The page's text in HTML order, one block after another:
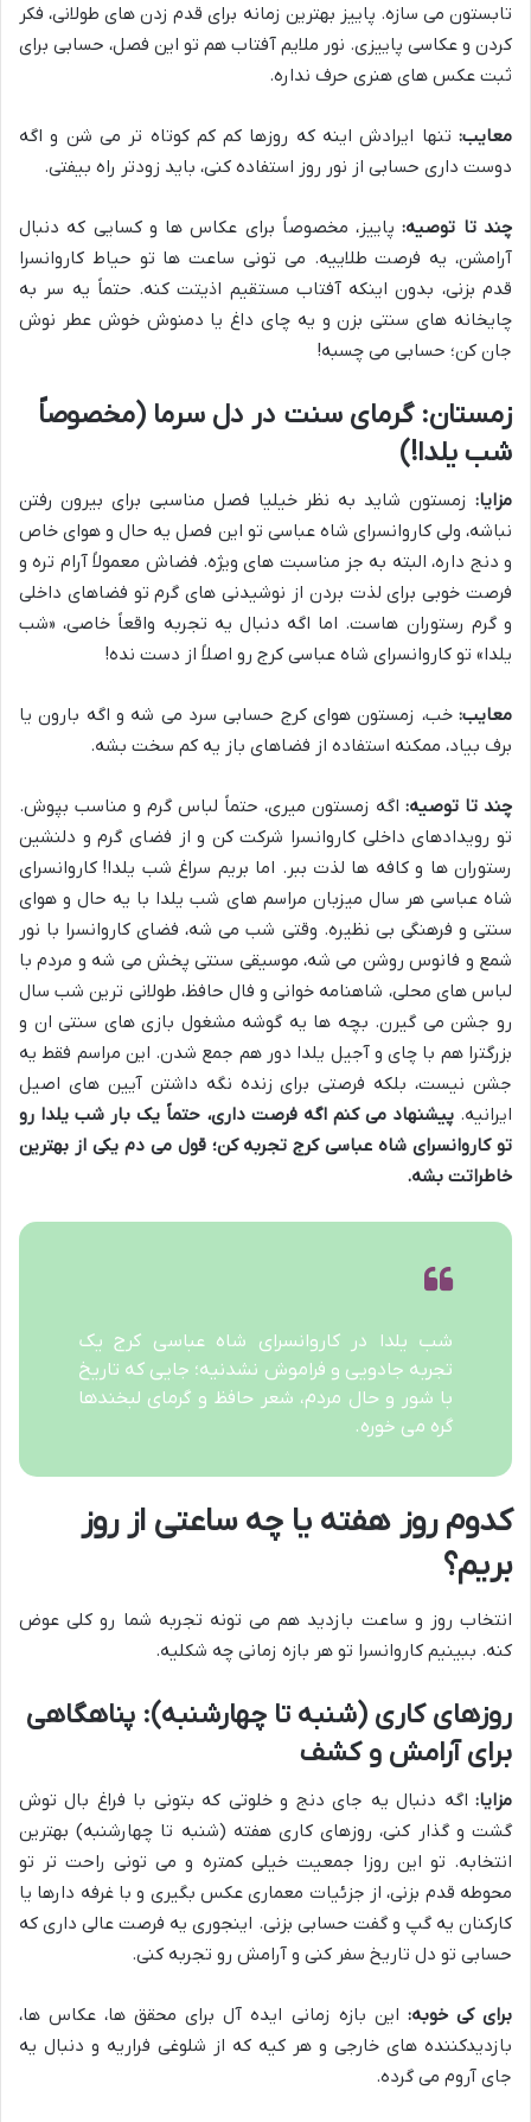
تابستون می سازه. پاییز بهترین زمانه برای قدم زدن های طولانی، فکر
کردن و عکاسی پاییزی. نور ملایم آفتاب هم تو این فصل، حسابی برای
ثبت عکس های هنری حرف نداره.
معایب: تنها ایرادش اینه که روزها کم کم کوتاه تر می شن و اگه
دوست داری حسابی از نور روز استفاده کنی، باید زودتر راه بیفتی.
چند تا توصیه:پاییز، مخصوصاً برای عکاس ها و کسایی که دنبال
آرامشن، یه فرصت طلاییه. می تونی ساعت ها تو حیاط کاروانسرا
قدم بزنی، بدون اینکه آفتاب مستقیم اذیتت کنه. حتماً یه سر به
چایخانه های سنتی بزن و یه چای داغ یا دمنوش خوش عطر نوش
جان کن؛ حسابی می چسبه!
زمستان: گرمای سنت در دل سرما (مخصوصاً
شب یلدا!)
مزایا: زمستون شاید به نظر خیلیا فصل مناسبی برای بیرون رفتن
نباشه، ولی کاروانسرای شاه عباسی تو این فصل یه حال و هوای خاص
و دنج داره، البته به جز مناسبت های ویژه. فضاش معمولاً آرام تره و
فرصت خوبی برای لذت بردن از نوشیدنی های گرم تو فضاهای داخلی
و گرم رستوران هاست. اما اگه دنبال یه تجربه واقعاً خاصی، «شب
یلدا» تو کاروانسرای شاه عباسی کرج رو اصلاً از دست نده!
معایب: خب، زمستون هوای کرج حسابی سرد می شه و اگه بارون یا
برف بیاد، ممکنه استفاده از فضاهای باز یه کم سخت بشه.
چند تا توصیه: اگه زمستون میری، حتماً لباس گرم و مناسب بپوش.
تو رویدادهای داخلی کاروانسرا شرکت کن و از فضای گرم و دلنشین
رستوران ها و کافه ها لذت ببر. اما بریم سراغ شب یلدا! کاروانسرای
شاه عباسی هر سال میزبان مراسم های شب یلدا با یه حال و هوای
سنتی و فرهنگی بی نظیره. وقتی شب می شه، فضای کاروانسرا با نور
شمع و فانوس روشن می شه، موسیقی سنتی پخش می شه و مردم با
لباس های محلی، شاهنامه خوانی و فال حافظ، طولانی ترین شب سال
رو جشن می گیرن. بچه ها یه گوشه مشغول بازی های سنتی ان و
بزرگترا هم با چای و آجیل یلدا دور هم جمع شدن. این مراسم فقط یه
جشن نیست، بلکه فرصتی برای زنده نگه داشتن آیین های اصیل
ایرانیه.پیشنهاد می کنم اگه فرصت داری، حتماً یک بار شب یلدا رو
تو کاروانسرای شاه عباسی کرج تجربه کن؛ قول می دم یکی از بهترین
خاطراتت بشه.
شب یلدا در کاروانسرای شاه عباسی کرج یک
تجربه جادویی و فراموش نشدنیه؛ جایی که تاریخ
با شور و حال مردم، شعر حافظ و گرمای لبخندها
گره می خوره.
کدوم روز هفته یا چه ساعتی از روز
بریم؟
انتخاب روز و ساعت بازدید هم می تونه تجربه شما رو کلی عوض
کنه. ببینیم کاروانسرا تو هر بازه زمانی چه شکلیه.
روزهای کاری (شنبه تا چهارشنبه): پناهگاهی
برای آرامش و کشف
مزایا: اگه دنبال یه جای دنج و خلوتی که بتونی با فراغ بال توش
گشت و گذار کنی، روزهای کاری هفته (شنبه تا چهارشنبه) بهترین
انتخابه. تو این روزا جمعیت خیلی کمتره و می تونی راحت تر تو
محوطه قدم بزنی، از جزئیات معماری عکس بگیری و با غرفه دارها یا
کارکنان یه گپ و گفت حسابی بزنی. اینجوری یه فرصت عالی داری که
حسابی تو دل تاریخ سفر کنی و آرامش رو تجربه کنی.
برای کی خوبه: این بازه زمانی ایده آل برای محقق ها، عکاس ها،
بازدیدکننده های خارجی و هر کیه که از شلوغی فراریه و دنبال یه
جای آروم می گرده.